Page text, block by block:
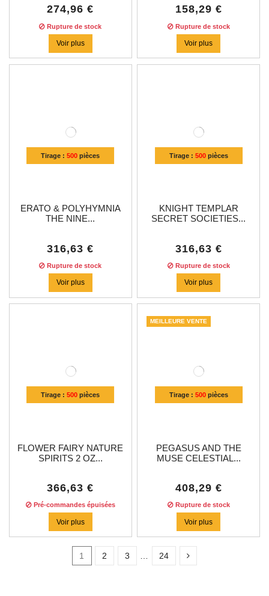
274,96 €
Rupture de stock
Voir plus
158,29 €
Rupture de stock
Voir plus
Tirage :500 pièces
ERATO & POLYHYMNIA
THE NINE...
316,63 €
Rupture de stock
Voir plus
Tirage : 500pièces
KNIGHT TEMPLAR
SECRET SOCIETIES...
316,63 €
Rupture de stock
Voir plus
Tirage :500 pièces
FLOWER FAIRY NATURE
SPIRITS 2 OZ...
366,63 €
Pré-commandes épuisées
Voir plus
Tirage : 500pièces
MEILLEURE VENTE
PEGASUS AND THE
MUSE CELESTIAL...
408,29 €
Rupture de stock
Voir plus
1 2 3 24